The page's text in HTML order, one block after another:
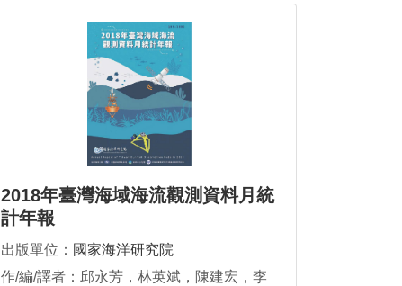
2018年臺灣海域海流觀測資料月統
計年報
出版單位： 國家海洋研究院
作/編/譯者：邱永芳，林英斌，陳建宏，李